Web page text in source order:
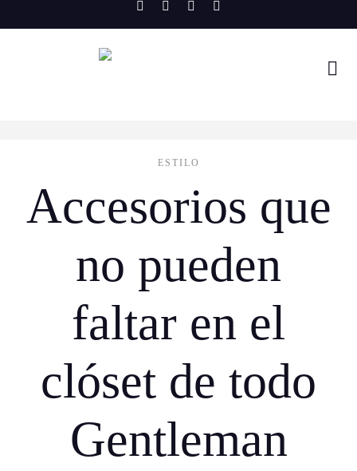
to
ESTILO
Accesorios que
no pueden
faltar en el
clóset de todo
Gentleman